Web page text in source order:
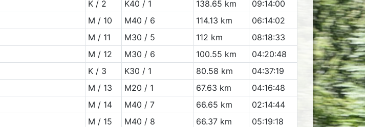
K / 2 K40 / 1 138.65 km
09:14:00
M / 10 M40 / 6 114.13 km
06:14:02
M / 11 M30 / 5 112 km
08:18:33
M / 12 M30 / 6 100.55 km
04:20:48
K / 3 K30 / 1 80.58 km
04:37:19
M / 13 M20 / 1 67.63 km
04:16:48
M / 14 M40 / 7 66.65 km
02:14:44
M / 15 M40 / 8 66.37 km
05:19:18